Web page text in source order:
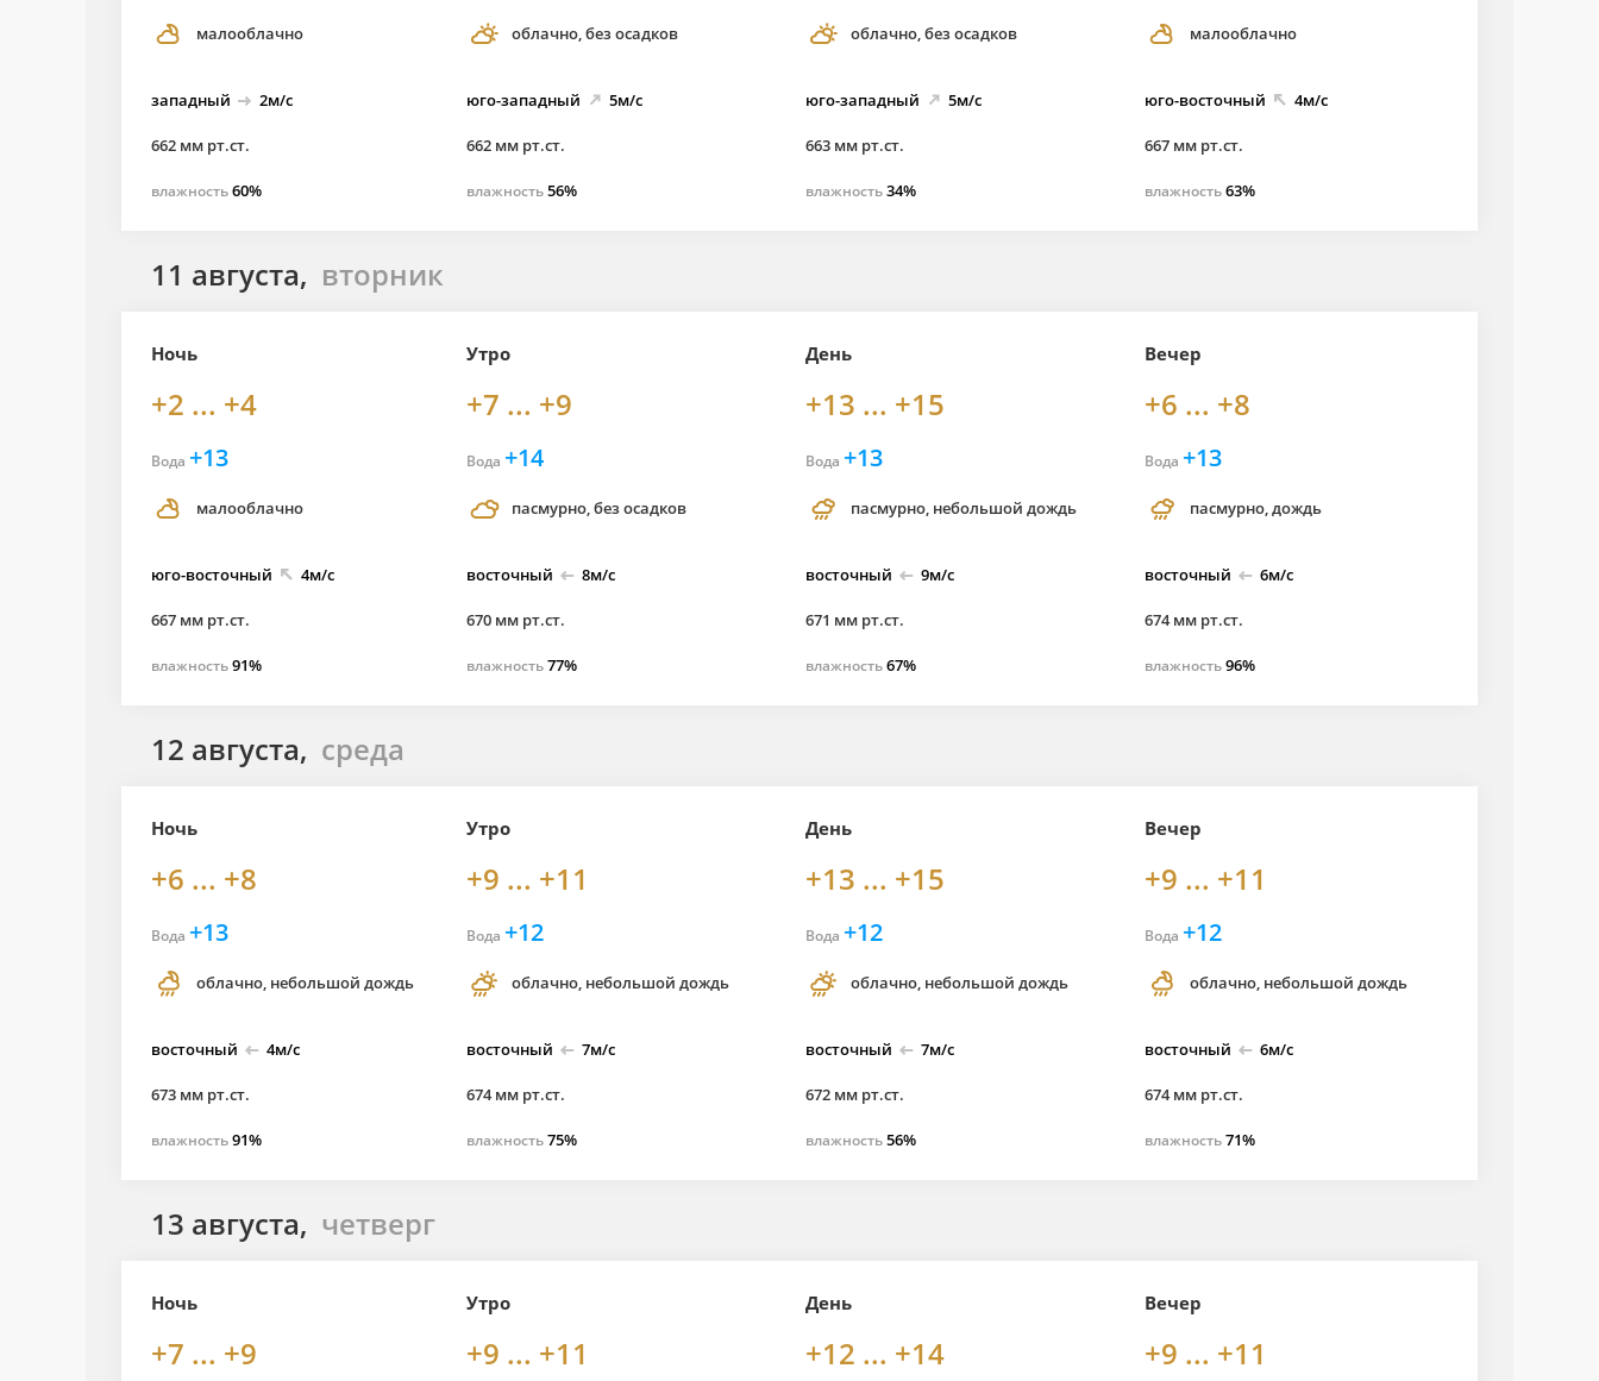
малооблачно
западный 2м/с
662 мм рт.ст.
влажность60%
облачно, без осадков
юго-западный 5м/с
662 мм рт.ст.
влажность56%
облачно, без осадков
юго-западный 5м/с
663 мм рт.ст.
влажность34%
малооблачно
юго-восточный 4м/с
667 мм рт.ст.
влажность63%
11 августа, вторник
Ночь
+2 ... +4
Вода +13
малооблачно
юго-восточный 4м/с
667 мм рт.ст.
влажность91%
Утро
+7 ... +9
Вода +14
пасмурно, без осадков
восточный 8м/с
670 мм рт.ст.
влажность77%
День
+13 ... +15
Вода +13
пасмурно, небольшой дождь
восточный 9м/с
671 мм рт.ст.
влажность67%
Вечер
+6 ... +8
Вода +13
пасмурно, дождь
восточный 6м/с
674 мм рт.ст.
влажность96%
12 августа, среда
Ночь
+6 ... +8
Вода +13
облачно, небольшой дождь
восточный 4м/с
673 мм рт.ст.
влажность91%
Утро
+9 ... +11
Вода +12
облачно, небольшой дождь
восточный 7м/с
674 мм рт.ст.
влажность75%
День
+13 ... +15
Вода +12
облачно, небольшой дождь
восточный 7м/с
672 мм рт.ст.
влажность56%
Вечер
+9 ... +11
Вода +12
облачно, небольшой дождь
восточный 6м/с
674 мм рт.ст.
влажность71%
13 августа, четверг
Ночь
+7 ... +9
Утро
+9 ... +11
День
+12 ... +14
Вечер
+9 ... +11